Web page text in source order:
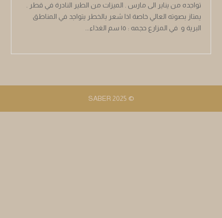
تواجده من يناير الى مارس . الميزات من الطير النادرة في قطر .
يمتاز بصوته العالي خاصة اذا شعر بالخطر يتواجد في المناطق
البرية و في المزارع حجمه : ١٥ سم الغذاء...
© 2025 SABER